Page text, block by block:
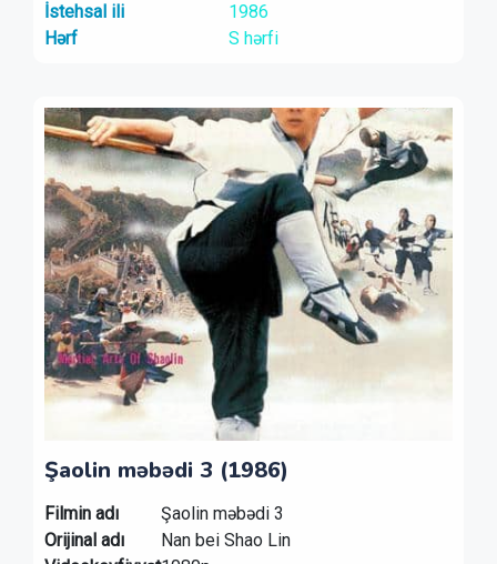
İstehsal ili
1986
Hərf
S hərfi
Şaolin məbədi 3 (1986)
Filmin adı
Şaolin məbədi 3
Orijinal adı
Nan bei Shao Lin